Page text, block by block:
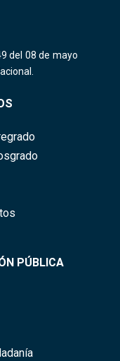
del 08 de mayo
PÚBLICA